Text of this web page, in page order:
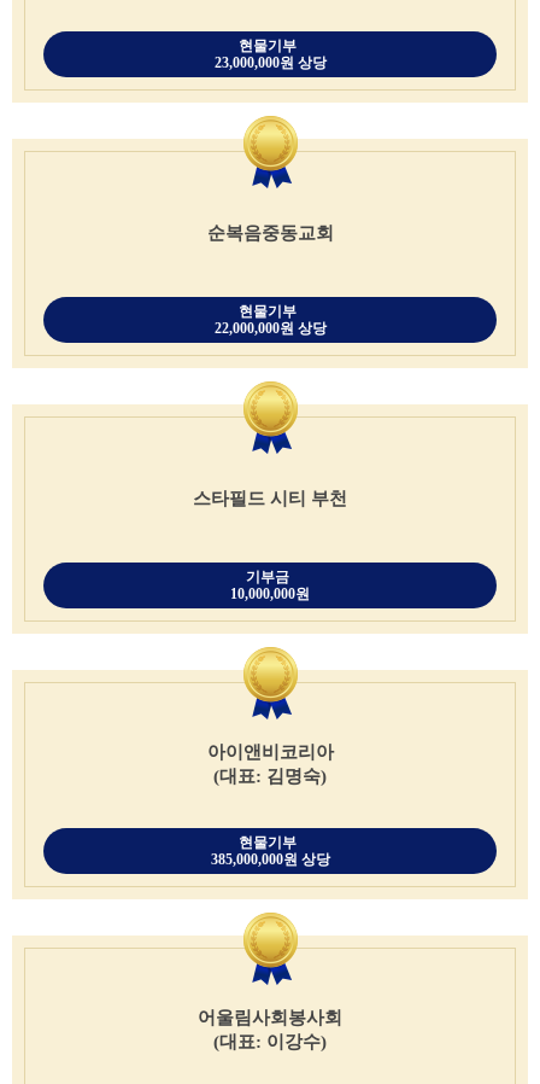
현물기부
23,000,000원 상당
순복음중동교회
현물기부
22,000,000원 상당
스타필드 시티 부천
기부금
10,000,000원
아이앤비코리아
(대표: 김명숙)
현물기부
385,000,000원 상당
어울림사회봉사회
(대표: 이강수)